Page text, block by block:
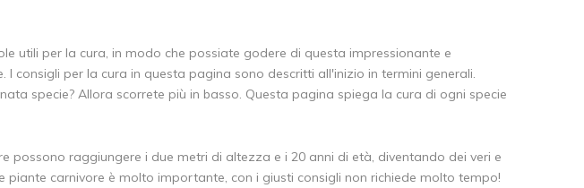
utili per la cura, in modo che possiate godere di questa impressionante e
consigli per la cura in questa pagina sono descritti all'inizio in termini generali.
specie? Allora scorrete più in basso. Questa pagina spiega la cura di ogni specie
possono raggiungere i due metri di altezza e i 20 anni di età, diventando dei veri e
piante carnivore è molto importante, con i giusti consigli non richiede molto tempo!